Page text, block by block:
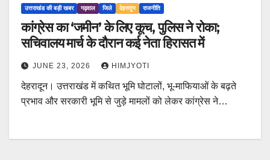
उत्तराखंड की बड़ी खबर गढ़वाल जिले देहरादून राजनीति
कांग्रेस का ‘जमीन’ के लिए कूच, पुलिस ने रोका;
सचिवालय मार्च के दौरान कई नेता हिरासत में
JUNE 23, 2026 HIMJYOTI
देहरादून। उत्तराखंड में कथित भूमि घोटालों, भू-माफियाओं के बढ़ते
प्रभाव और सरकारी भूमि से जुड़े मामलों को लेकर कांग्रेस ने…